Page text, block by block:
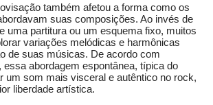
também afetou a forma como os
suas composições. Ao invés de
uma partitura ou um esquema fixo, muitos
variações melódicas e harmônicas
de suas músicas. De acordo com
essa abordagem espontânea, típica do
um som mais visceral e autêntico no rock,
liberdade artística.